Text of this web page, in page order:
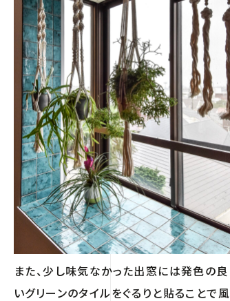
また、少し味気なかった出窓には発色の良
いグリーンのタイルをぐるりと貼ることで風